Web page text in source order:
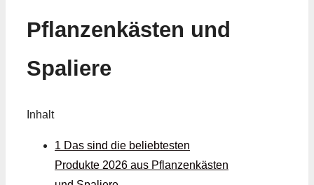
Pflanzenkästen und
Spaliere
Inhalt
1 Das sind die beliebtesten
Produkte 2026 aus Pflanzenkästen